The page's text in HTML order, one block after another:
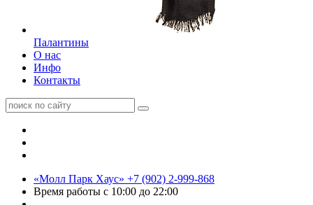
Палантины
О нас
Инфо
Контакты
«Молл Парк Хаус» +7 (902) 2-999-868
Время работы с 10:00 до 22:00